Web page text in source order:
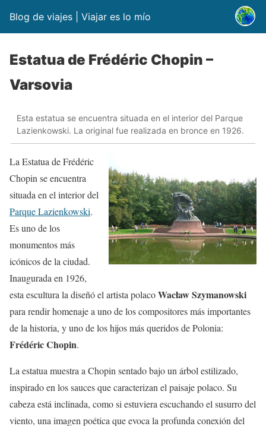
Blog de viajes | Viajar es lo mío
Estatua de Frédéric Chopin –
Varsovia
Esta estatua se encuentra situada en el interior del Parque
Lazienkowski. La original fue realizada en bronce en 1926.
La Estatua de Frédéric
Chopin se encuentra
situada en el interior del
Parque Lazienkowski.
Esuno de los
monumentos más
icónicos de la ciudad.
Inaugurada en 1926,
esta escultura la diseñó el artista polacoWacław Szymanowski
para rendir homenaje a uno de los compositores más importantes
de la historia, y uno de los hijos más queridos de Polonia:
Frédéric Chopin.
La estatua muestra a Chopin sentado bajo un árbol estilizado,
inspirado en los sauces que caracterizan el paisaje polaco. Su
cabeza está inclinada, como si estuviera escuchando el susurro del
viento, una imagen poética que evoca la profunda conexión del